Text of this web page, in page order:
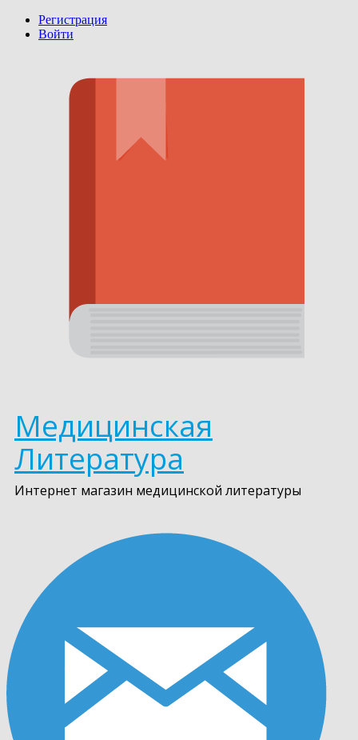
Регистрация
Войти
Медицинская
Литература
Интернет магазин медицинской литературы